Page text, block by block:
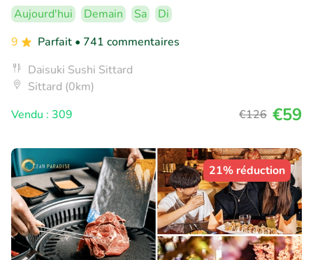
Aujourd'hui Demain Sa
Di
9
Parfait • 741 commentaires
Daisuki Sushi Sittard
Sittard (0km)
Vendu : 309
€126 €59
21% réduction